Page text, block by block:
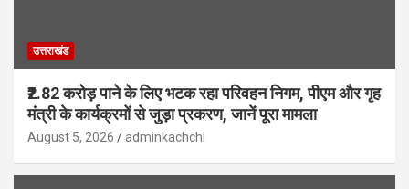
उत्तराखंड
₹2.82 करोड़ पाने के लिए भटक रहा परिवहन निगम, पीएम और गृह
मंत्री के कार्यक्रमों से जुड़ा प्रकरण, जानें पूरा मामला
August 5, 2026 adminkachchi